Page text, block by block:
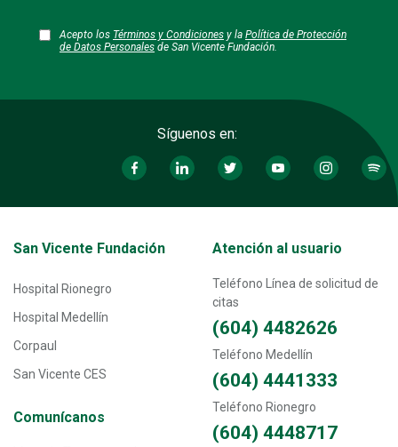
Acepto los Términos y Condiciones y la Política de Protección
de Datos Personales de San Vicente Fundación.
Síguenos en:
Transversal - Menú San Vicente fundación footer
San Vicente Fundación
Hospital Rionegro
Hospital Medellín
Corpaul
San Vicente CES
Comunícanos
Atención al usuario
Teléfono Línea de solicitud de
citas
(604) 4482626
Teléfono Medellín
(604) 4441333
Teléfono Rionegro
(604) 4448717